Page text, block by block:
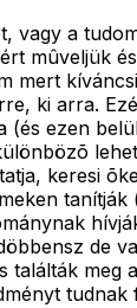
vagy a
mûveljük
mert
ki arra.
(és ezen
keresi
tanítják
de
találták meg
tudnak